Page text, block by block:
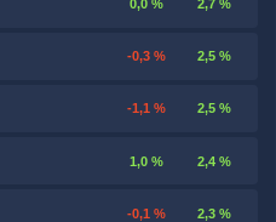
0,0 % 2,7 %
-0,3 % 2,5 %
-1,1 % 2,5 %
1,0 % 2,4 %
-0,1 % 2,3 %